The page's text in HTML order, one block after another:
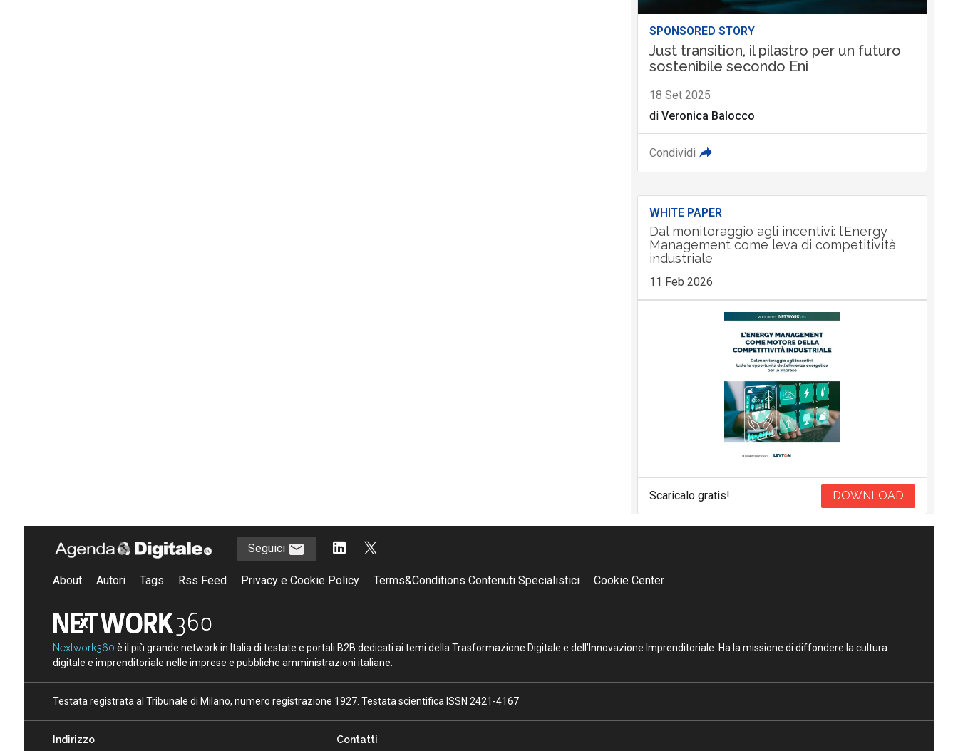
SPONSORED STORY
Just transition, il pilastro per un futuro
sostenibile secondo Eni
18 Set 2025
di Veronica Balocco
Condividi
WHITE PAPER
Dal monitoraggio agli incentivi: l’Energy
Management come leva di competitività
industriale
11 Feb 2026
Scaricalo gratis! DOWNLOAD
Seguici
About Autori Tags Rss Feed Privacy e Cookie Policy Terms&Conditions Contenuti Specialistici Cookie Center
Nextwork360 è il più grande network in Italia di testate e portali B2B dedicati ai temi della Trasformazione Digitale e dell’Innovazione Imprenditoriale. Ha la missione di diffondere la cultura
digitale e imprenditoriale nelle imprese e pubbliche amministrazioni italiane.
Testata registrata al Tribunale di Milano, numero registrazione 1927. Testata scientifica ISSN 2421-4167
Indirizzo Contatti